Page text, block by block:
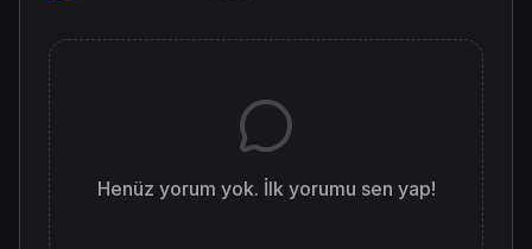
Henüz yorum yok. İlk yorumu sen yap!